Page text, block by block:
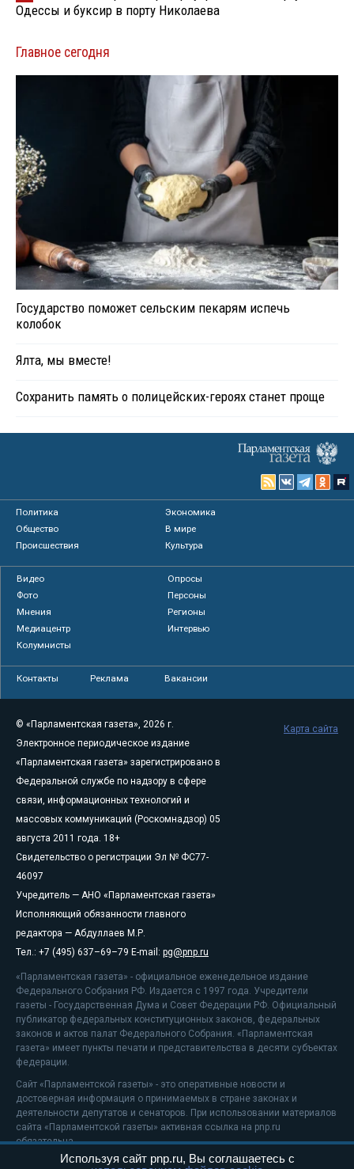
Одессы и буксир в порту Николаева
Главное сегодня
Государство поможет сельским пекарям испечь
колобок
Ялта, мы вместе!
Сохранить память о полицейских-героях станет проще
Политика
Экономика
Общество
В мире
Происшествия
Культура
Видео
Опросы
Фото
Персоны
Мнения
Регионы
Медиацентр
Интервью
Колумнисты
Контакты Реклама Вакансии
© «Парламентская газета», 2026 г.
Электронное периодическое издание
«Парламентская газета» зарегистрировано в
Федеральной службе по надзору в сфере
связи, информационных технологий и
массовых коммуникаций (Роскомнадзор) 05
августа 2011 года. 18+
Свидетельство о регистрации Эл № ФС77-
46097
Учредитель — АНО «Парламентская газета»
Исполняющий обязанности главного
редактора — Абдуллаев М.Р.
Тел.: +7 (495) 637–69–79 E-mail: pg@pnp.ru
«Парламентская газета» - официальное еженедельное издание
Федерального Собрания РФ. Издается с 1997 года. Учредители
газеты - Государственная Дума и Совет Федерации РФ. Официальный
публикатор федеральных конституционных законов, федеральных
законов и актов палат Федерального Собрания. «Парламентская
газета» имеет пункты печати и представительства в десяти субъектах
федерации.
Сайт «Парламентской газеты» - это оперативные новости и
достоверная информация о принимаемых в стране законах и
деятельности депутатов и сенаторов. При использовании материалов
сайта «Парламентской газеты» активная ссылка на pnp.ru
обязательна.
На информационном ресурсе применяютсярекомендательные
Карта сайта
Используя сайт pnp.ru, Вы соглашаетесь с